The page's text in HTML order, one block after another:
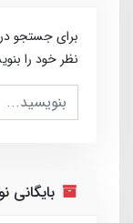
برای جستجو
نظر خود را
بایگانی